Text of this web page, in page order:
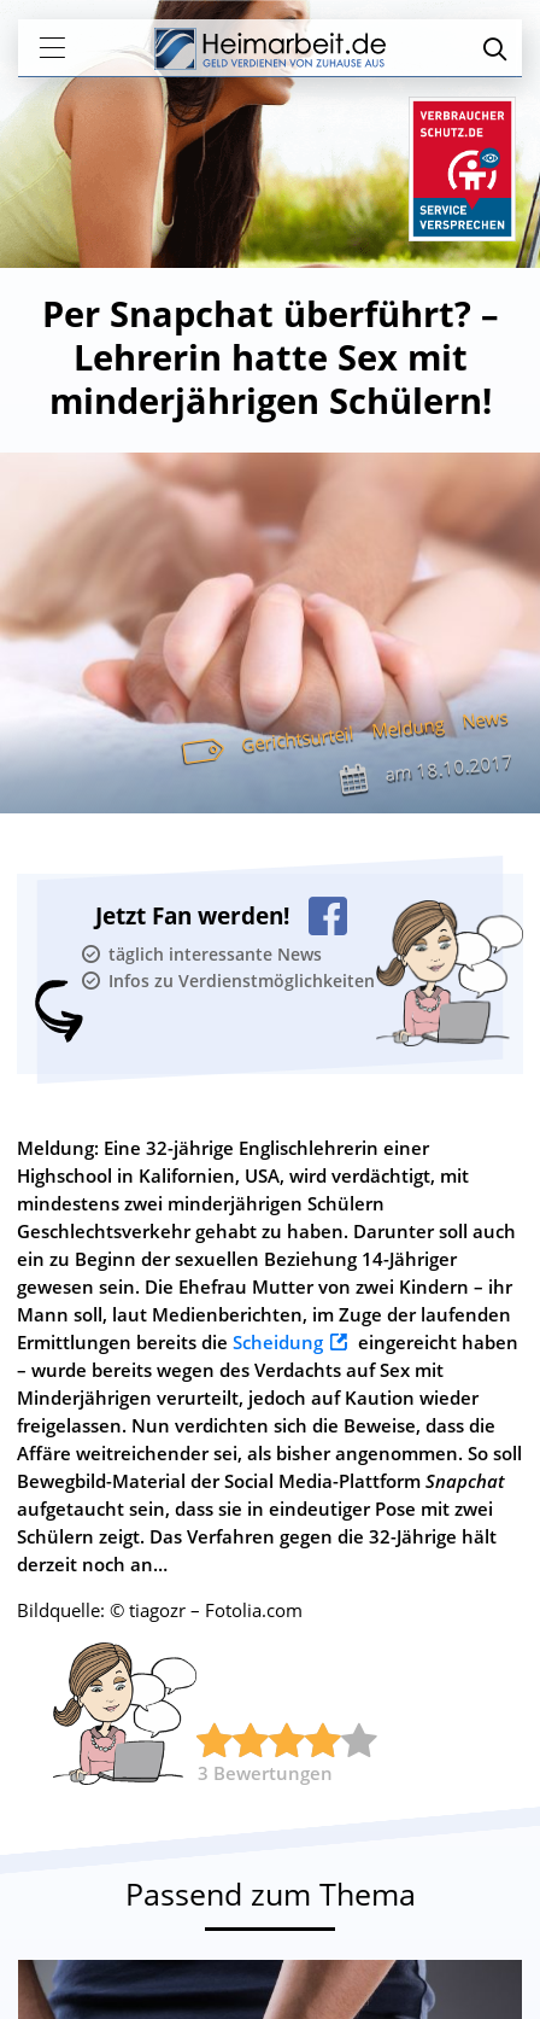
Per Snapchat überführt? –
Lehrerin hatte Sex mit
minderjährigen Schülern!
Gerichtsurteil Meldung News
am18.10.2017
Jetzt Fan werden!
täglich interessante News
Infos zu Verdienstmöglichkeiten
Meldung: Eine 32-jährige Englischlehrerin einer
Highschool in Kalifornien, USA, wird verdächtigt, mit
mindestens zwei minderjährigen Schülern
Geschlechtsverkehr gehabt zu haben. Darunter soll auch
ein zu Beginn der sexuellen Beziehung 14-Jähriger
gewesen sein. Die Ehefrau Mutter von zwei Kindern – ihr
Mann soll, laut Medienberichten, im Zuge der laufenden
Ermittlungen bereits die Scheidung
eingereicht haben
– wurde bereits wegen des Verdachts auf Sex mit
Minderjährigen verurteilt, jedoch auf Kaution wieder
freigelassen. Nun verdichten sich die Beweise, dass die
Affäre weitreichender sei, als bisher angenommen. So soll
Bewegbild-Material der Social Media-Plattform Snapchat
aufgetaucht sein, dass sie in eindeutiger Pose mit zwei
Schülern zeigt. Das Verfahren gegen die 32-Jährige hält
derzeit noch an…
Bildquelle: © tiagozr – Fotolia.com
3 Bewertungen
Passend zum Thema